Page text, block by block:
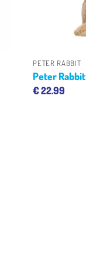
PETER RABBIT
Peter Rabbit
€22.99